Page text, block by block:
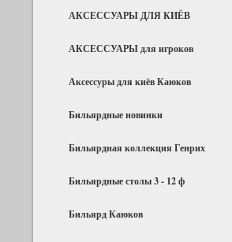
АКСЕССУАРЫ ДЛЯ КИЁВ
АКСЕССУАРЫ для игроков
Аксессуры для киёв Каюков
Бильярдные новинки
Бильярдная коллекция Генрих
Бильярдные столы 3 - 12 ф
Бильярд Каюков